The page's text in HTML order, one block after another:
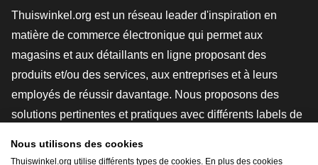
Thuiswinkel.org est un réseau leader d'inspiration en
matière de commerce électronique qui permet aux
magasins et aux détaillants en ligne proposant des
produits et/ou des services, aux entreprises et à leurs
employés de réussir davantage. Nous proposons des
solutions pertinentes et pratiques avec différents labels de
conseils juridiques, des actions de sensibilisation, des
Nous utilisons des cookies
Thuiswinkel.org utilise différents types de cookies. En plus des cookies